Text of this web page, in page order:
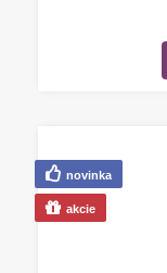
novinka
akcie